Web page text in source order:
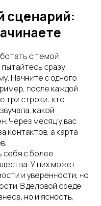
сценарий:
с темой
сразу
Начните с одного
после каждой
три строки: кто
какой
Через месяц у вас
контактов, а карта
себя с более
У них может
и уверенности, но
В деловой среде
но и ясность,